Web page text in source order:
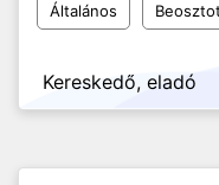
Általános
Kereskedő, eladó